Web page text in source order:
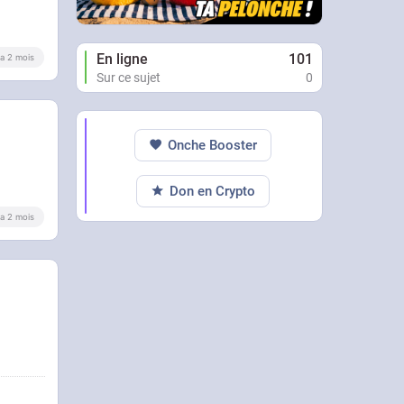
2 mois
2 mois
En ligne 101
Sur ce sujet 0
Onche Booster
Don en Crypto